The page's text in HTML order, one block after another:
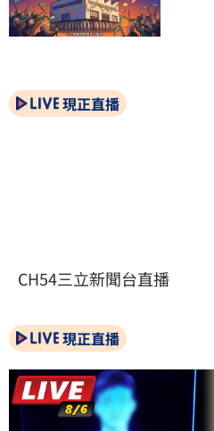
現正直播
CH54三立新聞台直播
現正直播